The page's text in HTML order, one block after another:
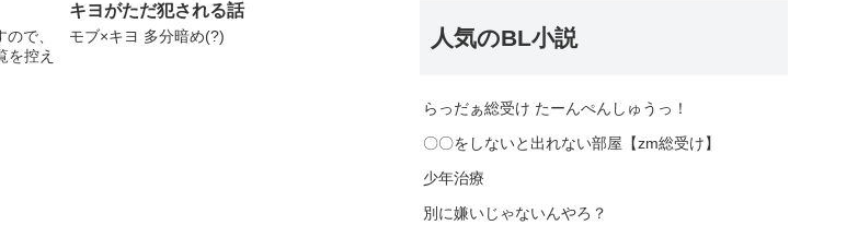
シスト)。年下の新美に対しても敬語で話す。
を担う機関(勿論架空の機関)。烏丸は日本支部
で、
を控え
キヨがただ犯される話
モブ×キヨ 多分暗め(?) 人気のBL小説
らっだぁ総受け たーんぺんしゅうっ！
〇〇をしないと出れない部屋【zm総受け】
少年治療
別に嫌いじゃないんやろ？